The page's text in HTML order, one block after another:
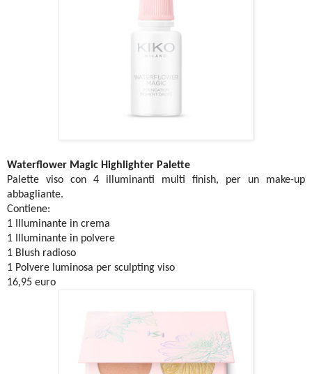
Waterflower Magic Highlighter Palette
Palette viso con 4 illuminanti multi finish, per un make-up
abbagliante.
Contiene:
1 Illuminante in crema
1 Illuminante in polvere
1 Blush radioso
1 Polvere luminosa per sculpting viso
16,95 euro